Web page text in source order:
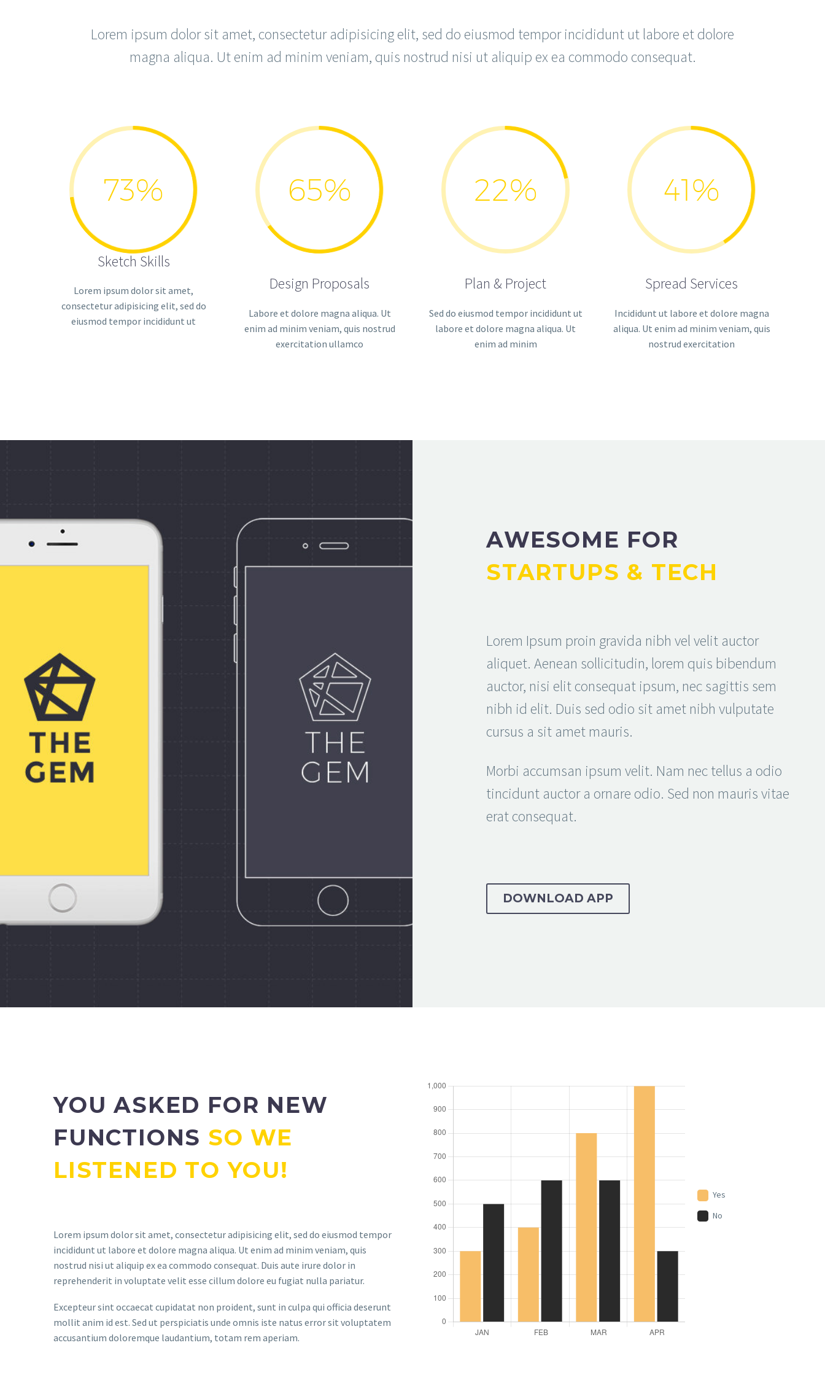
Lorem ipsum dolor sit amet, consectetur adipisicing elit, sed do eiusmod tempor incididunt ut labore et dolore
magna aliqua. Ut enim ad minim veniam, quis nostrud nisi ut aliquip ex ea commodo consequat.
73%
Sketch Skills
Lorem ipsum dolor sit amet,
consectetur adipisicing elit, sed do
eiusmod tempor incididunt ut
65%
Design Proposals
Labore et dolore magna aliqua. Ut
enim ad minim veniam, quis nostrud
exercitation ullamco
22%
Plan & Project
Sed do eiusmod tempor incididunt ut
labore et dolore magna aliqua. Ut
enim ad minim
41%
Spread Services
Incididunt ut labore et dolore magna
aliqua. Ut enim ad minim veniam, quis
nostrud exercitation
AWESOME FOR
STARTUPS & TECH
Lorem Ipsum proin gravida nibh vel velit auctor
aliquet. Aenean sollicitudin, lorem quis bibendum
auctor, nisi elit consequat ipsum, nec sagittis sem
nibh id elit. Duis sed odio sit amet nibh vulputate
cursus a sit amet mauris.
Morbi accumsan ipsum velit. Nam nec tellus a odio
tincidunt auctor a ornare odio. Sed non mauris vitae
erat consequat.
DOWNLOAD APP
YOU ASKED FOR NEW
FUNCTIONS SO WE
LISTENED TO YOU!
Lorem ipsum dolor sit amet, consectetur adipisicing elit, sed do eiusmod tempor
incididunt ut labore et dolore magna aliqua. Ut enim ad minim veniam, quis
nostrud nisi ut aliquip ex ea commodo consequat. Duis aute irure dolor in
reprehenderit in voluptate velit esse cillum dolore eu fugiat nulla pariatur.
Excepteur sint occaecat cupidatat non proident, sunt in culpa qui officia deserunt
mollit anim id est. Sed ut perspiciatis unde omnis iste natus error sit voluptatem
accusantium doloremque laudantium, totam rem aperiam.
Yes
No